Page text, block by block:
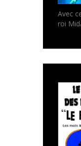
Avec
roi